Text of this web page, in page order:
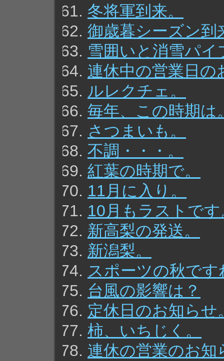
冬将軍到来。
御歳暮シーズン到
雪囲いと消雪パイ
連休中の営業日の
ルレクチェ。
毎年、この時期は
さつまいも。
不調・・・。
紅葉の時期で。
11月に入り。
10月もラストです
新高梨の発送。
新潟梨。
スポーツの秋です
台風の影響は？
定休日のお知らせ
柿、いちじく。
連休の営業のお知